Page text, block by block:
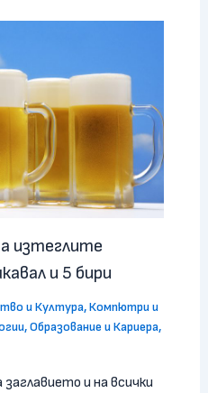
изтеглите
и 5 бири
и Култура,Компютри и
,Образование и Кариера,
и на всички